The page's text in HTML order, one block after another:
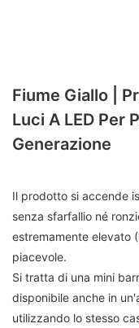
Fiume Giallo |
Luci A LED Per
Generazione
Il prodotto si accende
senza sfarfallio né
estremamente elevato
piacevole.
Si tratta di una mini
disponibile anche in
utilizzando lo stesso